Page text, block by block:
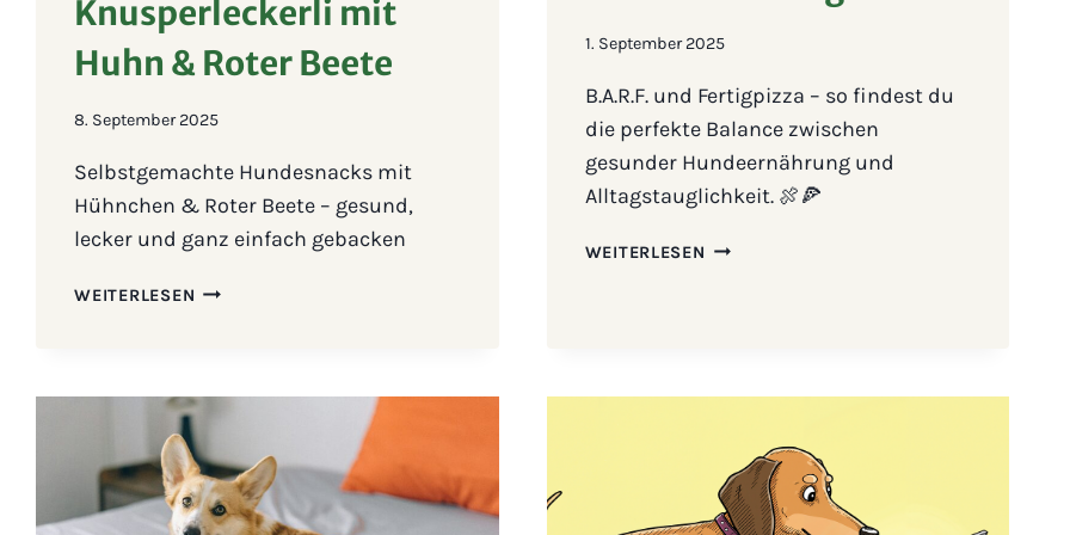
Knusperleckerli mit
Huhn & Roter Beete
8. September 2025
Selbstgemachte Hundesnacks mit
Hühnchen & Roter Beete – gesund,
lecker und ganz einfach gebacken
WEITERLESEN REZEPT:
&
ROTER
BEETE
1. September 2025
B.A.R.F. und Fertigpizza – so findest du
die perfekte Balance zwischen
gesunder Hundeernährung und
Alltagstauglichkeit. 🍖🍕
WEITERLESEN BARF